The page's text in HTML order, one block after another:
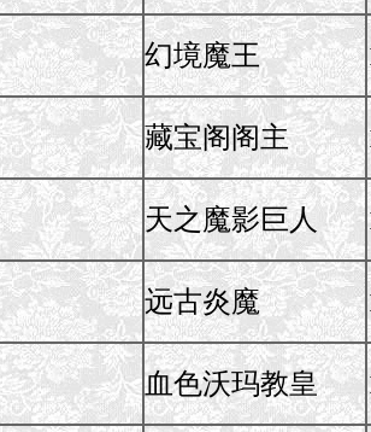
幻境魔王
藏宝阁阁主
天之魔影巨人
远古炎魔
血色沃玛教皇